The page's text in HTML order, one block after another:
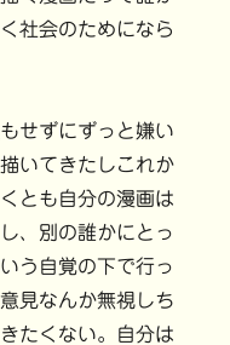
社会のためになら
せずにずっと嫌い
いてきたしこれか
とも自分の漫画は
、別の誰かにとっ
う自覚の下で行っ
見なんか無視しち
たくない。自分は